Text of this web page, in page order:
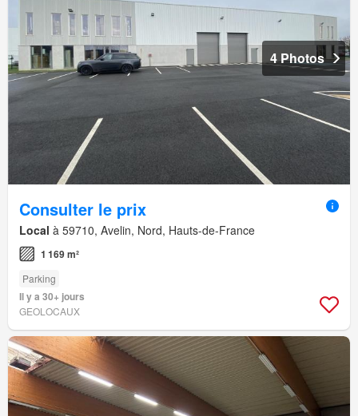
4 Photos
Consulter le prix
Local à 59710, Avelin, Nord, Hauts-de-France
1 169 m²
Parking
Il y a 30+ jours
GEOLOCAUX